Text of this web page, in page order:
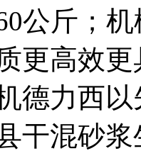
公斤；
更高效
德力西
干混砂